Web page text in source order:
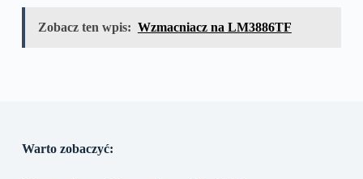
Zobacz ten wpis: Wzmacniacz na LM3886TF
Warto zobaczyć: